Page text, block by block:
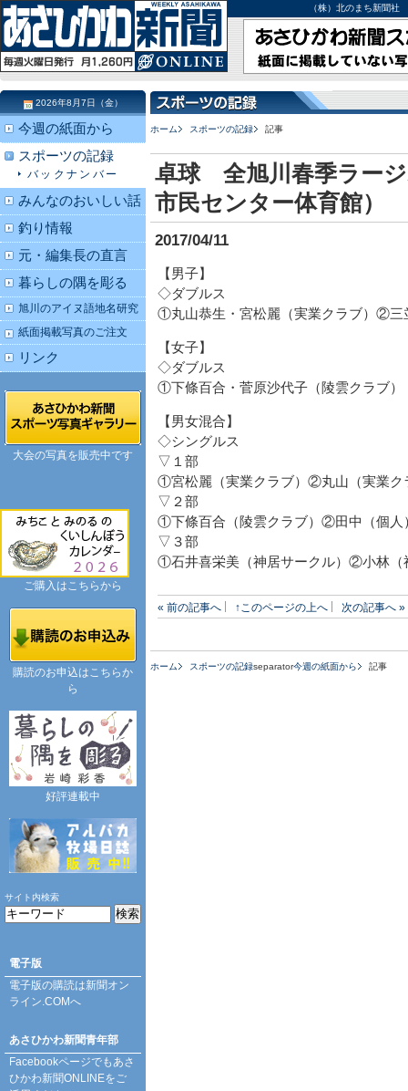
（株）北のまち新聞
ホーム スポーツの記録 記事
卓球 全旭川春季ラー
市民センター体育館）
2017/04/11
【男子】
◇ダブルス
①丸山恭生・宮松麗（実業クラブ）②三
【女子】
◇ダブルス
①下條百合・菅原沙代子（陵雲クラブ）
【男女混合】
◇シングルス
▽１部
①宮松麗（実業クラブ）②丸山（実業ク
▽２部
①下條百合（陵雲クラブ）②田中（個人
▽３部
①石井喜栄美（神居サークル）②小林（
« 前の記事へ ↑このページの上へ 次の記事へ »
ホーム スポーツの記録separator今週の紙面から 記事
2026年8月7日（金）
今週の紙面から
スポーツの記録
バックナンバー
みんなのおいしい話
釣り情報
元・編集長の直言
暮らしの隅を彫る
旭川のアイヌ語地名研究
紙面掲載写真のご注文
リンク
大会の写真を販売中です
ご購入はこちらから
購読のお申込はこちらか
ら
好評連載中
サイト内検索
電子版
電子版の購読は新聞オン
ライン.COMへ
あさひかわ新聞青年部
Facebookページでもあさ
ひかわ新聞ONLINEをご